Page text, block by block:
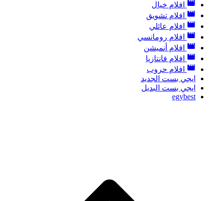
افلام خيال
افلام تشويق
افلام عائلي
افلام رومانسي
افلام أنميشن
افلام فانتازيا
افلام حروب
ايجي بست الجديد
ايجي بست البديل
egybest